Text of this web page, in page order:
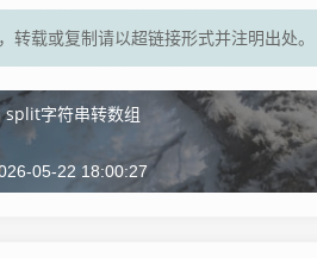
转载或复制请以超链接形式并注明出处。
split字符串转数组
05-22 18:00:27